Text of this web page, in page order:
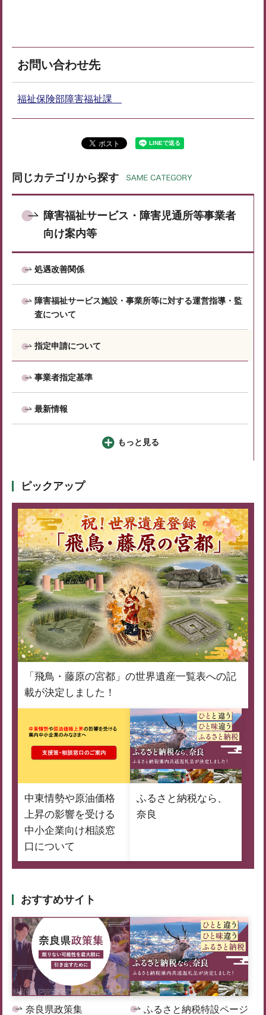
お問い合わせ先
福祉保険部障害福祉課
同じカテゴリから探す
障害福祉サービス・障害児通所等事業者
向け案内等
処遇改善関係
障害福祉サービス施設・事業所等に対する運営指導・監
査について
指定申請について
事業者指定基準
最新情報
もっと見る
ピックアップ
「飛鳥・藤原の宮都」の世界遺産一覧表への記
載が決定しました！
中東情勢や原油価格
上昇の影響を受ける
中小企業向け相談窓
口について
ふるさと納税なら、
奈良
おすすめサイト
奈良県政策集 ふるさと納税特設ページ